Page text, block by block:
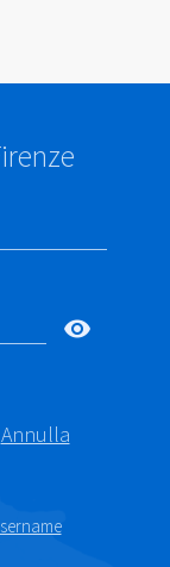
visibility
Annulla